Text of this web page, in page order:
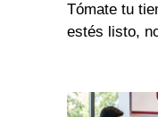
Tómate tu
estés listo,